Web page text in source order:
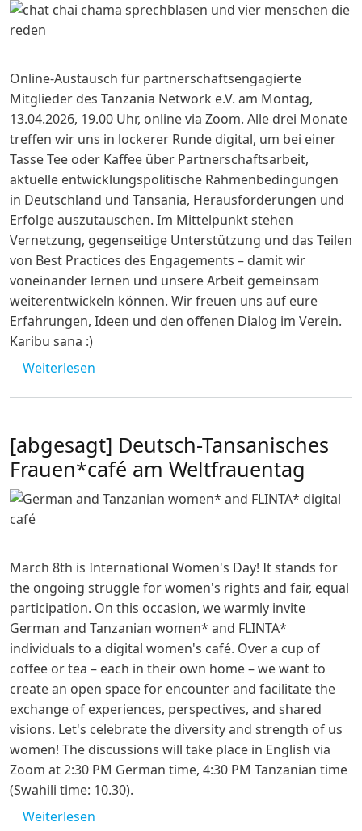
Online-Austausch für partnerschaftsengagierte
Mitglieder des Tanzania Network e.V. am Montag,
13.04.2026, 19.00 Uhr, online via Zoom. Alle drei Monate
treffen wir uns in lockerer Runde digital, um bei einer
Tasse Tee oder Kaffee über Partnerschaftsarbeit,
aktuelle entwicklungspolitische Rahmenbedingungen
in Deutschland und Tansania, Herausforderungen und
Erfolge auszutauschen. Im Mittelpunkt stehen
Vernetzung, gegenseitige Unterstützung und das Teilen
von Best Practices des Engagements – damit wir
voneinander lernen und unsere Arbeit gemeinsam
weiterentwickeln können. Wir freuen uns auf eure
Erfahrungen, Ideen und den offenen Dialog im Verein.
Karibu sana :)
Weiterlesen
[abgesagt] Deutsch-Tansanisches
Frauen*café am Weltfrauentag
March 8th is International Women's Day! It stands for
the ongoing struggle for women's rights and fair, equal
participation. On this occasion, we warmly invite
German and Tanzanian women* and FLINTA*
individuals to a digital women's café. Over a cup of
coffee or tea – each in their own home – we want to
create an open space for encounter and facilitate the
exchange of experiences, perspectives, and shared
visions. Let's celebrate the diversity and strength of us
women! The discussions will take place in English via
Zoom at 2:30 PM German time, 4:30 PM Tanzanian time
(Swahili time: 10.30).
Weiterlesen